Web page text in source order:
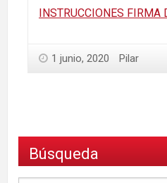
INSTRUCCIONES FIRMA
1 junio, 2020 Pilar
Búsqueda